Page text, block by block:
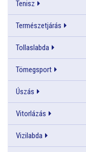
Tenisz
Természetjárás
Tollaslabda
Tömegsport
Úszás
Vitorlázás
Vizilabda